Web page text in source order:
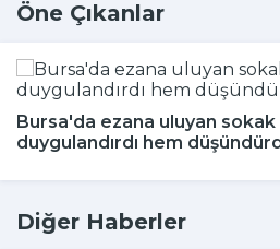
Öne Çıkanlar
Bursa'da ezana uluyan
duygulandırdı hem
Diğer Haberler